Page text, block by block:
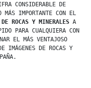
CONSIDERABLE DE
IMPORTANTE CON EL
DE ROCAS Y MINERALESA
PARA CUALQUIERA CON
EL MÁS VENTAJOSO
IMÁGENES DE ROCAS Y